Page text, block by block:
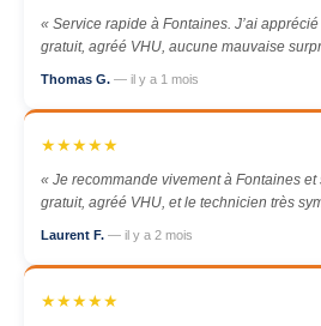
« Service rapide à Fontaines. J’ai
gratuit, agréé VHU, aucune mauvaise
Thomas G. — il y a 1 mois
★★★★★
« Je recommande vivement à Fontaines
gratuit, agréé VHU, et le technicien très
Laurent F. — il y a 2 mois
★★★★★